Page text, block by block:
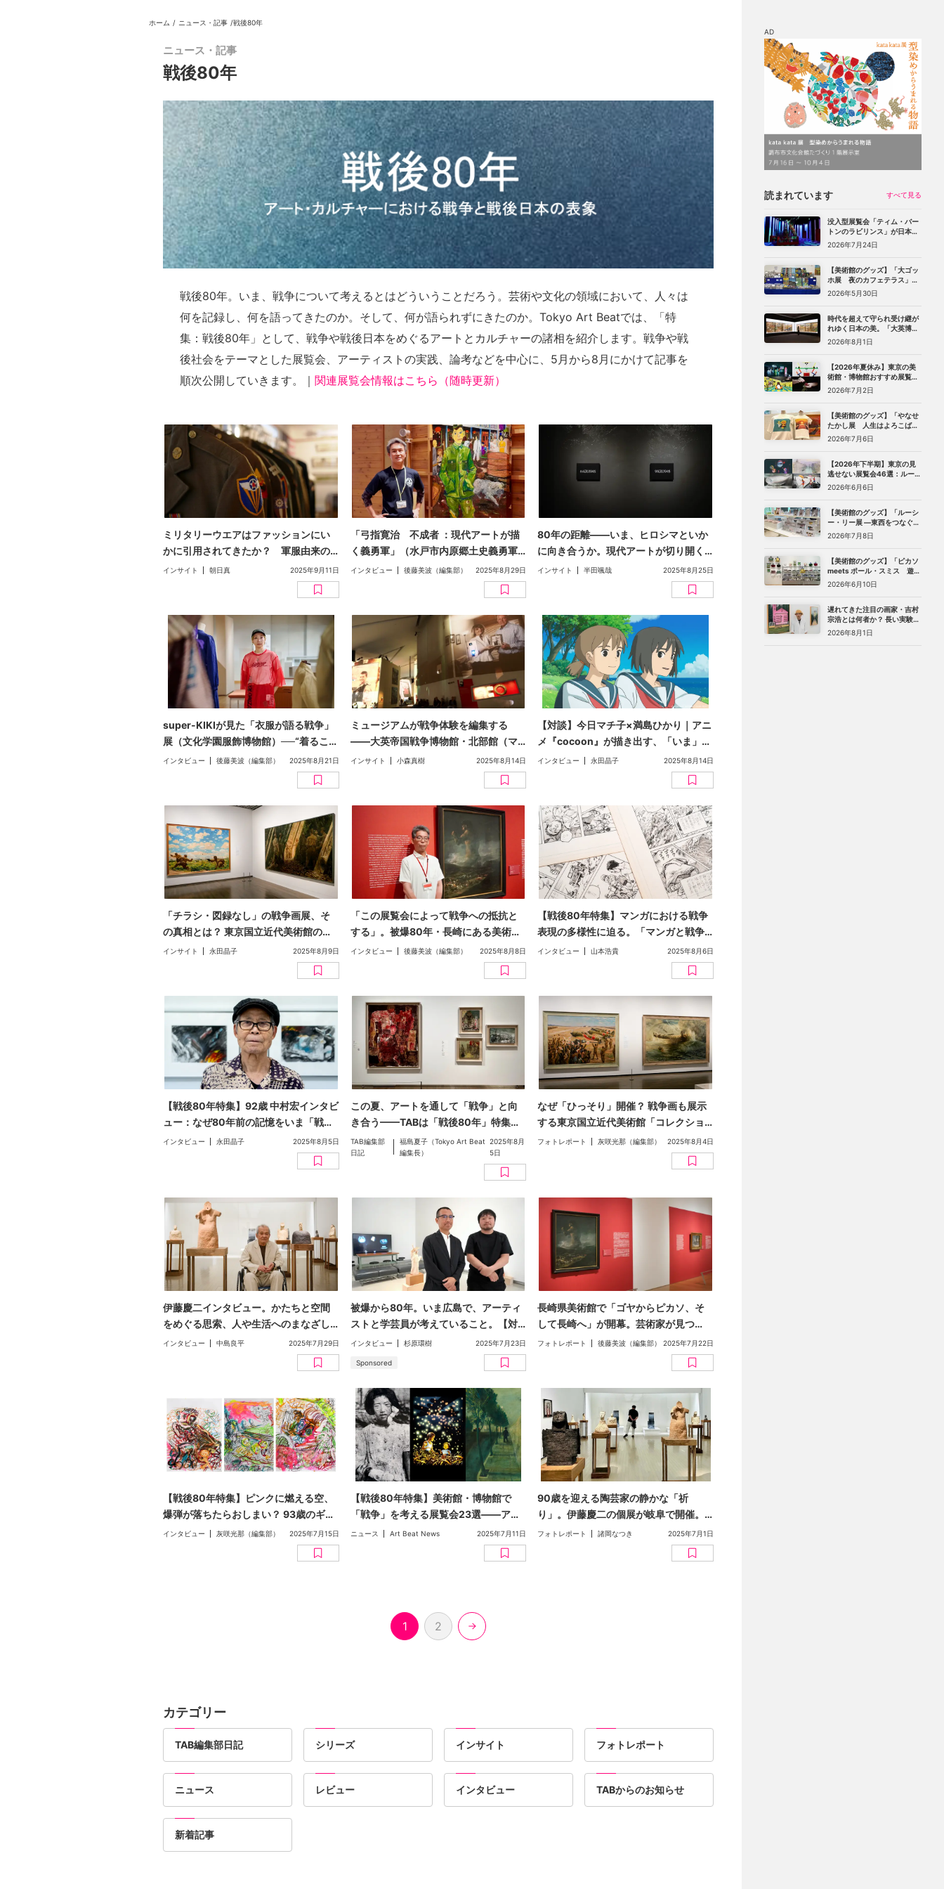
ホーム
注目の記事
読まれています
新着記事
ニュース
フォトレポート
インタビュー
インサイト
レビュー
TABからのお知らせ
シリーズ一覧
チケット割引
ホーム / ニュース・記事 /戦後80年
ニュース・記事
戦後80年
戦後80年。いま、戦争について考えるとはどういうことだろう。芸術や文化の領域において、人々は
何を記録し、何を語ってきたのか。そして、何が語られずにきたのか。Tokyo Art Beatでは、「特
集：戦後80年」として、戦争や戦後日本をめぐるアートとカルチャーの諸相を紹介します。戦争や戦
後社会をテーマとした展覧会、アーティストの実践、論考などを中心に、5月から8月にかけて記事を
順次公開していきます。｜ 関連展覧会情報はこちら（随時更新）
ミリタリーウエアはファッションにい
かに引用されてきたか？ 軍服由来の
衣服の歴史をたどる（文：朝日真）
インサイト 朝日真 2025年9月11日
「弓指寛治 不成者 ：現代アートが描
く義勇軍」（水戸市内原郷土史義勇軍
資料館）：満州に渡ったひとりの青年
の個人史から戦争を見つめる【戦後80
インタビュー 後藤美波（編集部） 2025年8月29日
80年の距離——いま、ヒロシマといか
に向き合うか。現代アートが切り開く
新たな視点（文・半田颯哉）【戦後80
インサイト 半田颯哉 2025年8月25日
super-KIKIが見た「衣服が語る戦争」
展（文化学園服飾博物館）──“着るこ
と”と身体、社会をめぐる政治的な問い
インタビュー 後藤美波（編集部） 2025年8月21日
ミュージアムが戦争体験を編集する
——大英帝国戦争博物館・北部館（マ
ンチェスター）が示す戦争展示の可能
性（文・小森真樹）【戦後80年特集】
インサイト 小森真樹 2025年8月14日
【対談】今日マチ子×満島ひかり｜アニ
メ『cocoon』が描き出す、「いま」を
生きる少女たちの戦争と想像力【戦後
インタビュー 永田晶子 2025年8月14日
「チラシ・図録なし」の戦争画展、そ
の真相とは？ 東京国立近代美術館の担
当者に「異例」の対応について聞いた
インサイト 永田晶子 2025年8月9日
「この展覧会によって戦争への抵抗と
する」。被爆80年・長崎にある美術館
だからできること。「ゴヤからピカ
ソ、そして長崎へ」（長崎県美術館）
インタビュー【戦後80年特集】
インタビュー 後藤美波（編集部） 2025年8月8日
【戦後80年特集】マンガにおける戦争
表現の多様性に迫る。「マンガと戦争
展2」（京都国際マンガミュージアム）
企画者に聞く、戦争マンガの新たな傾
向と広がりとは（聞き手：山本浩貴）
インタビュー 山本浩貴 2025年8月6日
【戦後80年特集】92歳 中村宏インタビ
ュー：なぜ80年前の記憶をいま「戦争
画」に描くのか
インタビュー 永田晶子 2025年8月5日
この夏、アートを通して「戦争」と向
き合う——TABは「戦後80年」特集を
お届けします
TAB編集部
日記
福島夏子（Tokyo Art Beat
編集長）
2025年8月
5日
なぜ「ひっそり」開催？ 戦争画も展示
する東京国立近代美術館「コレクショ
ンを中心とした特集 記録をひらく 記
フォトレポート 灰咲光那（編集部） 2025年8月4日
伊藤慶二インタビュー。かたちと空間
をめぐる思索、人や生活へのまなざし
──90歳を迎える作家の現在地（聞き
インタビュー 中島良平 2025年7月29日
被爆から80年。いま広島で、アーティ
ストと学芸員が考えていること。【対
談】黒田大スケ×松岡剛（広島市現代美
術館）｜「被爆80周年記念 記憶と
物 ―モニュメント・ミュージアム・
アーカイブ―」展
インタビュー 杉原環樹 2025年7月23日
Sponsored
長崎県美術館で「ゴヤからピカソ、そ
して長崎へ」が開幕。芸術家が見つ
め、表現してきた戦争と原爆のすがた
フォトレポート 後藤美波（編集部） 2025年7月22日
【戦後80年特集】ピンクに燃える空、
爆弾が落ちたらおしまい？ 93歳のギュ
ウちゃんが初めて語る戦争体験
インタビュー 灰咲光那（編集部） 2025年7月15日
【戦後80年特集】美術館・博物館で
「戦争」を考える展覧会23選——アー
ト、写真、マンガ、アニメ、演劇まで
ニュース Art Beat News 2025年7月11日
90歳を迎える陶芸家の静かな「祈
り」。伊藤慶二の個展が岐阜で開催。
「HIROSHIMA」「抱擁」シリーズなど
フォトレポート 諸岡なつき 2025年7月1日
1 2
カテゴリー
TAB編集部日記 シリーズ インサイト フォトレポート
ニュース レビュー インタビュー TABからのお知らせ
新着記事
AD
読まれています すべて見る
没入型展覧会「ティム・バー
トンのラビリンス」が日本初
上陸。豊洲のCREVIA BASE
Tokyoで11月開幕
2026年7月24日
【美術館のグッズ】「大ゴッ
ホ展 夜のカフェテラス」
（上野の森美術館）で見つけ
た、編集部おすすめグッズ10
2026年5月30日
時代を超えて守られ受け継が
れゆく日本の美。「大英博物
館 日本美術コレクション 百花
繚乱〜海を越えた江戸絵画」
2026年8月1日
【2026年夏休み】東京の美
術館・博物館おすすめ展覧会
27選｜ゴッホ、レンブラント
から、ピングー、トニー・ア
2026年7月2日
【美術館のグッズ】「やなせ
たかし展 人生はよろこばせ
ごっこ」 （世田谷文学館）で
見つけた、編集部おすすめグ
2026年7月6日
【2026年下半期】東京の見
逃せない展覧会46選：ルーヴ
ル美術館展、ターナー展か
ら、マリメッコ、森万里子展
2026年6月6日
【美術館のグッズ】「ルーシ
ー・リー展 ―東西をつなぐ優
美のうつわ―」（東京都庭園
美術館）で見つけた、編集部
2026年7月8日
【美術館のグッズ】「ピカソ
meets ポール・スミス 遊び
心の冒険へ」（国立新美術
館）で見つけた、編集部おす
2026年6月10日
遅れてきた注目の画家・吉村
宗浩とは何者か？ 長い実験期
を経てたどり着いた「悲し
み」の絵画
2026年8月1日